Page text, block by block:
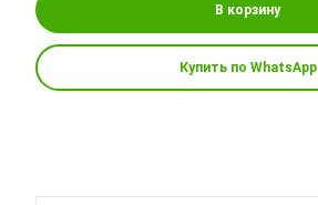
В корзину
Купить по WhatsApp